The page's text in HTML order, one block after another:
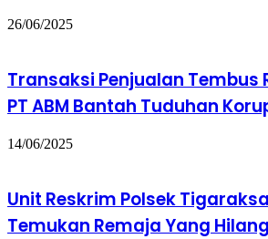
26/06/2025
Transaksi Penjualan Tembus
PT ABM Bantah Tuduhan
14/06/2025
Unit Reskrim Polsek
Temukan Remaja Yang